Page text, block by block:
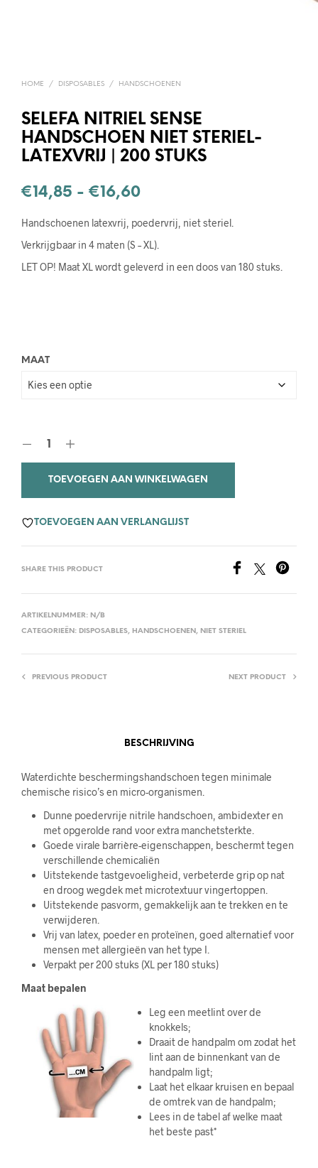
HOME / DISPOSABLES / HANDSCHOENEN
SELEFA NITRIEL SENSE
HANDSCHOEN NIET STERIEL-
LATEXVRIJ | 200 STUKS
€14,85 - €16,60Prijsklasse:
€14,85
tot
€16,60
Handschoenen latexvrij, poedervrij, niet steriel.
Verkrijgbaar in 4 maten (S – XL).
LET OP! Maat XL wordt geleverd in een doos van 180 stuks.
MAAT
TOEVOEGEN AAN WINKELWAGEN
TOEVOEGEN AAN VERLANGLIJST
SHARE THIS PRODUCT
ARTIKELNUMMER: N/B
CATEGORIEËN: DISPOSABLES, HANDSCHOENEN , NIET STERIEL
PREVIOUS PRODUCT NEXT PRODUCT
BESCHRIJVING
Waterdichte beschermingshandschoen tegen minimale
chemische risico’s en micro-organismen.
Dunne poedervrije nitrile handschoen, ambidexter en
met opgerolde rand voor extra manchetsterkte.
Goede virale barrière-eigenschappen, beschermt tegen
verschillende chemicaliën
Uitstekende tastgevoeligheid, verbeterde grip op nat
en droog wegdek met microtextuur vingertoppen.
Uitstekende pasvorm, gemakkelijk aan te trekken en te
verwijderen.
Vrij van latex, poeder en proteïnen, goed alternatief voor
mensen met allergieën van het type I.
Verpakt per 200 stuks (XL per 180 stuks)
Maat bepalen
Leg een meetlint over de
knokkels;
Draait de handpalm om zodat het
lint aan de binnenkant van de
handpalm ligt;
Laat het elkaar kruisen en bepaal
de omtrek van de handpalm;
Lees in de tabel af welke maat
het beste past*